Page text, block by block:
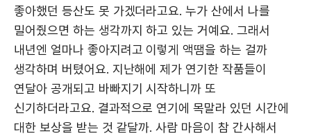
좋아했던 등산도 못 가겠더라고요. 누가 산에서 나를
밀어줬으면 하는 생각까지 하고 있는 거예요. 그래서
내년엔 얼마나 좋아지려고 이렇게 액땜을 하는 걸까
생각하며 버텼어요. 지난해에 제가 연기한 작품들이
연달아 공개되고 바빠지기 시작하니까 또
신기하더라고요. 결과적으로 연기에 목말라 있던 시간에
대한 보상을 받는 것 같달까. 사람 마음이 참 간사해서